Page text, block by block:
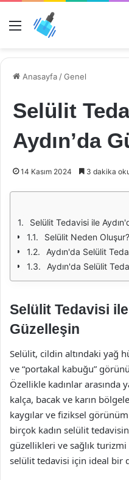
Menü
Anasayfa /Genel
Selülit
Aydın’da
14 Kasım 2024 3 dakika
Selülit Tedavisi ile
Selülit Neden Oluşur?
Aydın'da Selülit
Aydın'da Selülit
Selülit Tedavisi ile
Güzelleşin
Selülit, cildin altındaki yağ
ve “portakal kabuğu”
Özellikle kadınlar arasında
kalça, bacak ve karın
kaygılar ve fiziksel
birçok kadın selülit
güzellikleri ve sağlık
selülit tedavisi için ideal bir